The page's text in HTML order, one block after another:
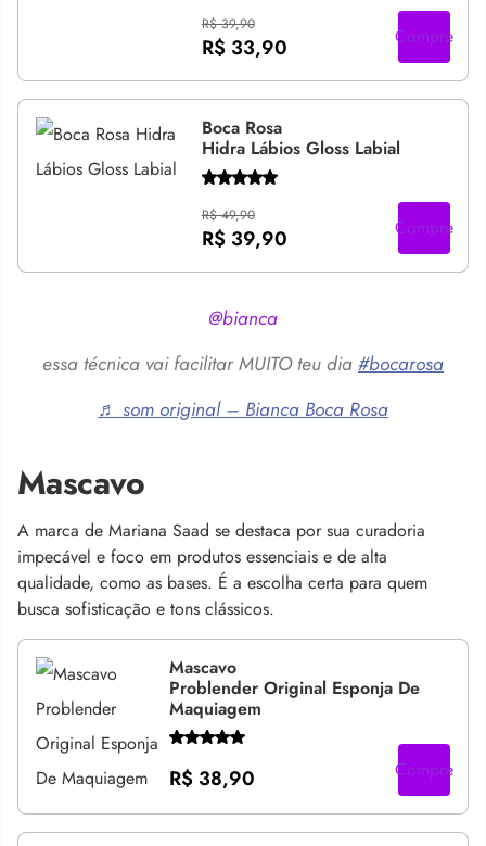
R$ 39,90
R$ 33,90 Compre
Boca Rosa
Hidra Lábios Gloss Labial
R$ 49,90
R$ 39,90 Compre
@bianca
essa técnica vai facilitar MUITO teu dia #bocarosa
♬ som original – Bianca Boca Rosa
Mascavo
A marca de Mariana Saad se destaca por sua curadoria
impecável e foco em produtos essenciais e de alta
qualidade, como as bases. É a escolha certa para quem
busca sofisticação e tons clássicos.
Mascavo
Problender Original Esponja De
Maquiagem
R$ 38,90 Compre